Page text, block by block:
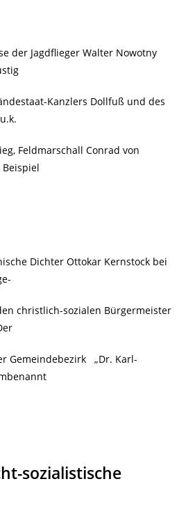
der Jagdflieger Walter Nowotny
Kanzlers Dollfuß und des
Feldmarschall Conrad von
Dichter Ottokar Kernstock bei
christlich-sozialen Bürgermeister
Gemeindebezirk
„Dr. Karl-
sozialistische